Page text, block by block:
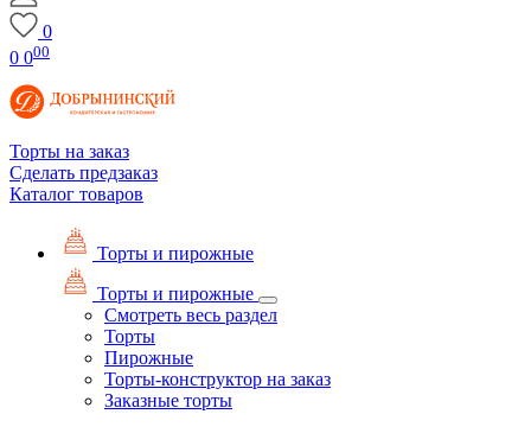
0
0 000
Торты на заказ
Сделать предзаказ
Каталог товаров
Торты и пирожные
Торты и пирожные
Смотреть весь раздел
Торты
Пирожные
Торты-конструктор на заказ
Заказные торты